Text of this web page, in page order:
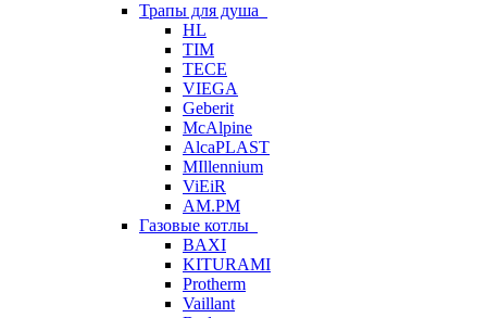
Трапы для душа
HL
TIM
TECE
VIEGA
Geberit
McAlpine
AlcaPLAST
MIllennium
ViEiR
AM.PM
Газовые котлы
BAXI
KITURAMI
Protherm
Vaillant